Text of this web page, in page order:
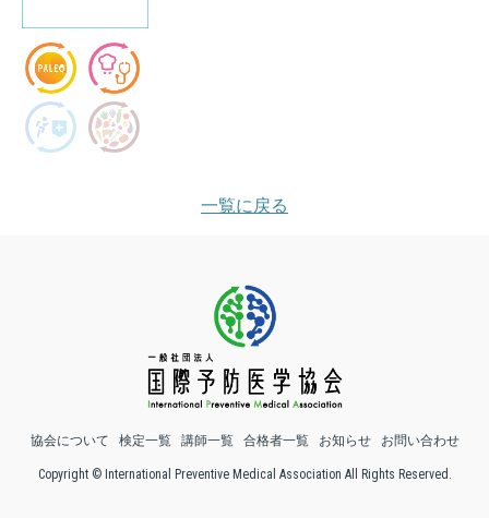
一覧に戻る
協会について 検定一覧 講師一覧 合格者一覧 お知らせ お問い合わせ
Copyright © International Preventive Medical Association All Rights Reserved.